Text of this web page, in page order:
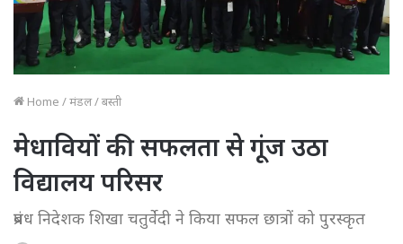
Home /मंडल/बस्ती
मेधावियों की सफलता से गूंज उठा
विद्यालय परिसर
प्रबंध निदेशक शिखा चतुर्वेदी ने किया सफल छात्रों को पुरस्कृत